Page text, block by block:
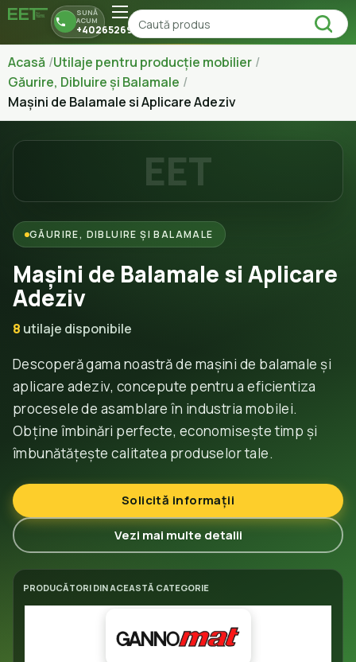
SUNĂ
ACUM
+40265269150
Acasă Utilaje pentru producție mobilier
Găurire, Dibluire și Balamale
Mașini de Balamale si Aplicare Adeziv
GĂURIRE, DIBLUIRE ȘI BALAMALE
Mașini de Balamale si Aplicare
Adeziv
8 utilaje disponibile
Descoperă gama noastră de mașini de balamale și
aplicare adeziv, concepute pentru a eficientiza
procesele de asamblare în industria mobilei.
Obține îmbinări perfecte, economisește timp și
îmbunătățește calitatea produselor tale.
Solicită informații
Vezi mai multe detalii
EET
PRODUCĂTORI DIN ACEASTĂ CATEGORIE